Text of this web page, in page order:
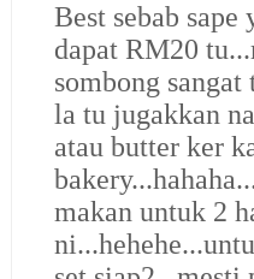
Best sebab sape
dapat RM20
sombong
la tu jugakkan
atau butter ker
makan untuk 2